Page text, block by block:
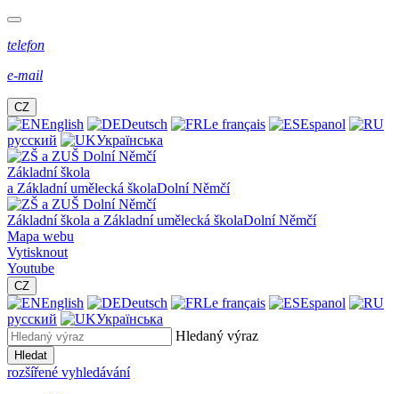
telefon
e-mail
CZ
English Deutsch Le français
Espanol
русский
Українська
Základní škola
a Základní umělecká školaDolní Němčí
Základní škola a Základní umělecká školaDolní Němčí
Mapa webu
Vytisknout
Youtube
CZ
English Deutsch Le français
Espanol
русский
Українська
Hledaný výraz
Hledat
rozšířené vyhledávání